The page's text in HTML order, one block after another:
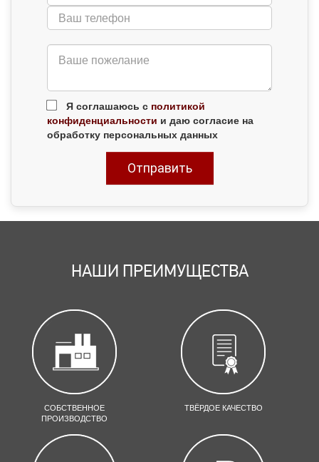
Я соглашаюсь с политикой
конфиденциальности и даю согласие на
обработку персональных данных
НАШИ ПРЕИМУЩЕСТВА
СОБСТВЕННОЕ
ПРОИЗВОДСТВО
ТВЁРДОЕ КАЧЕСТВО